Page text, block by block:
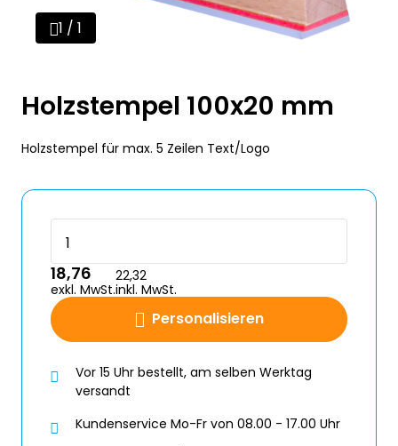
1 / 1
Holzstempel 100x20 mm
Holzstempel für max. 5 Zeilen Text/Logo
Personalisieren
18,76
exkl. MwSt.
22,32
inkl. MwSt.
Vor 15 Uhr bestellt, am selben Werktag
versandt
Kundenservice Mo-Fr von 08.00 - 17.00 Uhr